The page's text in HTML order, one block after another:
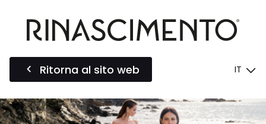
Ritorna al sito web IT